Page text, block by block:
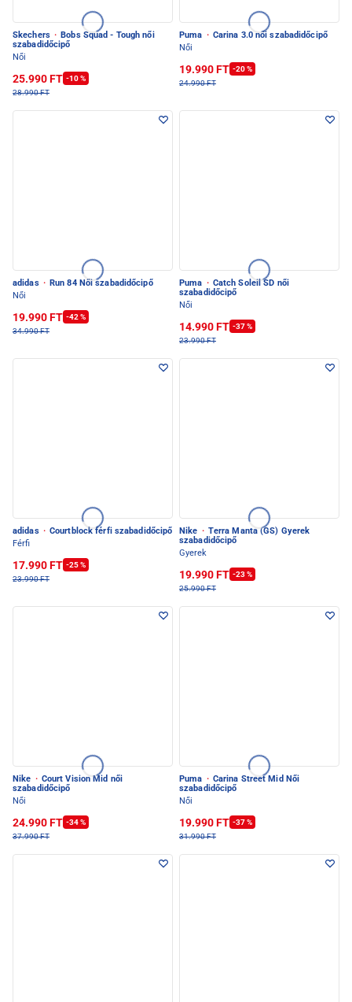
Skechers · Bobs Squad - Tough női
szabadidőcipő
Női
25.990 FT -10 %
28.990 FT
Puma · Carina 3.0 női szabadidőcipő
Női
19.990 FT -20 %
24.990 FT
adidas · Run 84 Női szabadidőcipő
Női
19.990 FT -42 %
34.990 FT
Puma · Catch Soleil SD női
szabadidőcipő
Női
14.990 FT -37 %
23.990 FT
adidas · Courtblock férfi szabadidőcipő
Férfi
17.990 FT -25 %
23.990 FT
Nike · Terra Manta (GS) Gyerek
szabadidőcipő
Gyerek
19.990 FT -23 %
25.990 FT
Nike · Court Vision Mid női
szabadidőcipő
Női
24.990 FT -34 %
37.990 FT
Puma · Carina Street Mid Női
szabadidőcipő
Női
19.990 FT -37 %
31.990 FT